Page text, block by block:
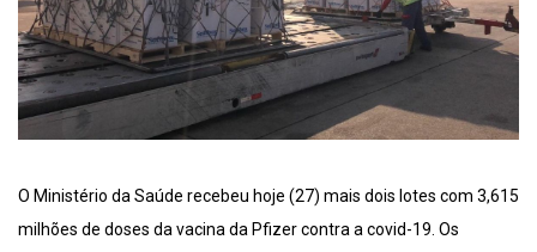
O Ministério da Saúde recebeu hoje (27) mais dois lotes com 3,615
milhões de doses da vacina da Pfizer contra a covid-19. Os